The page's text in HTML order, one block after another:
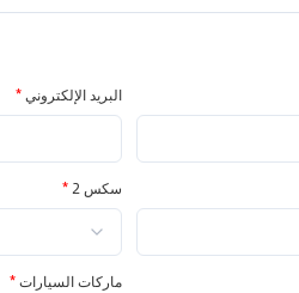
البريد الإلكتروني*
سكس 2 *
ماركات السيارات*